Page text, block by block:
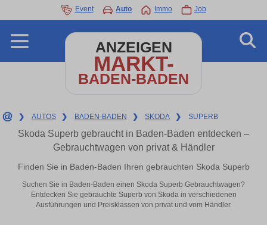
Event Auto Immo Job
ANZEIGEN
MARKT-
BADEN-BADEN
❯ AUTOS ❯ BADEN-BADEN ❯ SKODA ❯ SUPERB
Skoda Superb gebraucht in Baden-Baden entdecken –
Gebrauchtwagen von privat & Händler
Finden Sie in Baden-Baden Ihren gebrauchten Skoda Superb
Suchen Sie in Baden-Baden einen Skoda Superb Gebrauchtwagen?
Entdecken Sie gebrauchte Superb von Skoda in verschiedenen
Ausführungen und Preisklassen von privat und vom Händler.